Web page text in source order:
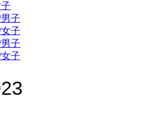
子
子
子
子